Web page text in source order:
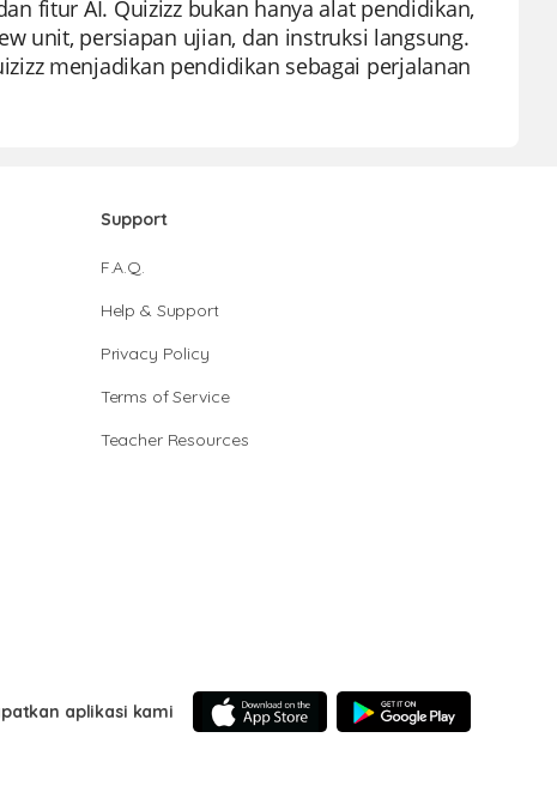
fitur AI. Quizizz bukan hanya alat pendidikan,
unit, persiapan ujian, dan instruksi langsung.
menjadikan pendidikan sebagai perjalanan
Support
F.A.Q.
Help & Support
Privacy Policy
Terms of Service
Teacher Resources
aplikasi kami